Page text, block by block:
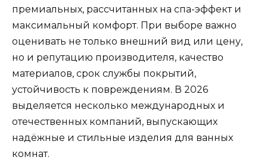
премиальных, рассчитанных на спа-эффект и
максимальный комфорт. При выборе важно
оценивать не только внешний вид или цену,
но и репутацию производителя, качество
материалов, срок службы покрытий,
устойчивость к повреждениям. В 2026
выделяется несколько международных и
отечественных компаний, выпускающих
надёжные и стильные изделия для ванных
комнат.